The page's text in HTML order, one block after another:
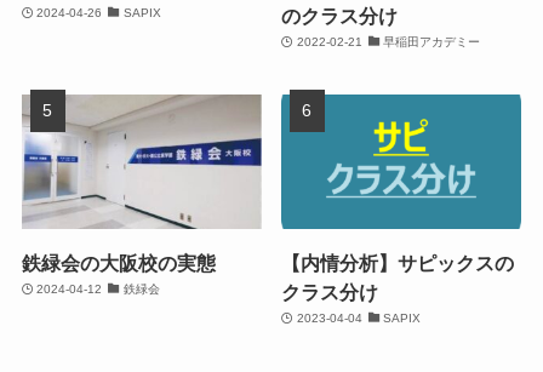
2024-04-26 SAPIX
のクラス分け
2022-02-21 早稲田アカデミー
鉄緑会の大阪校の実態
2024-04-12 鉄緑会
【内情分析】サピックスの
クラス分け
2023-04-04 SAPIX